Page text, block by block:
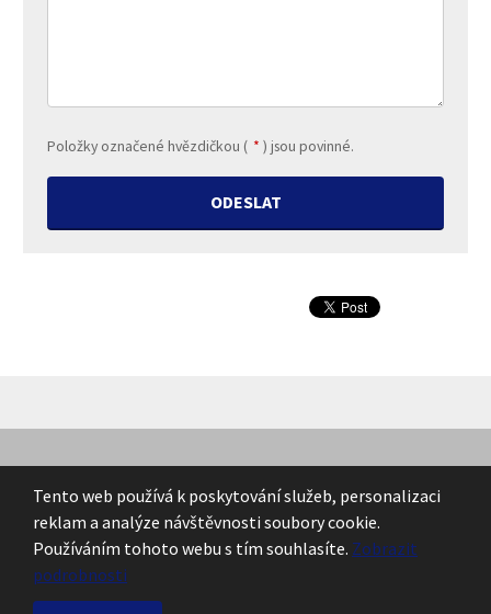
Položky označené hvězdičkou ( * ) jsou povinné.
Copyright © 2026, všechna práva vyhrazena eBRÁNA s.r.o.
Obsah stránek je majetkem provozovatele. Kopírování,
zveřejňování textů či fotografií je povoleno pouze s jeho
souhlasem.
Tento web používá k poskytování služeb, personalizaci
reklam a analýze návštěvnosti soubory cookie.
Používáním tohoto webu s tím souhlasíte. Zobrazit
podrobnosti